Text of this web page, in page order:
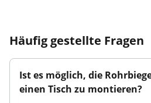
Häufig gestellte Fragen
Ist es möglich, die
einen Tisch zu montieren?